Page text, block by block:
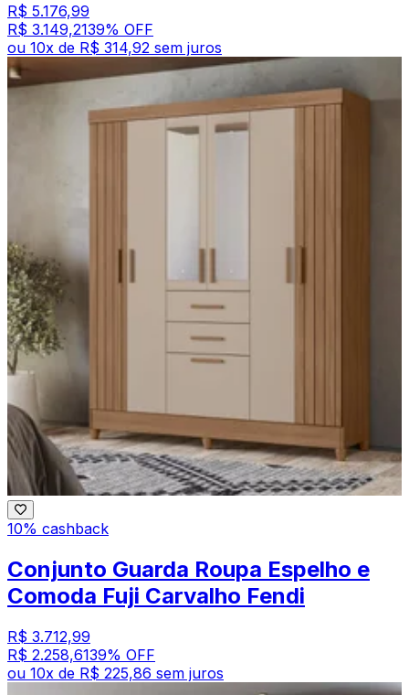
R$ 5.176,99
R$ 3.149,2139% OFF
ou 10x de R$ 314,92 sem juros
10% cashback
Conjunto Guarda Roupa Espelho e
Comoda Fuji Carvalho Fendi
R$ 3.712,99
R$ 2.258,6139% OFF
ou 10x de R$ 225,86 sem juros